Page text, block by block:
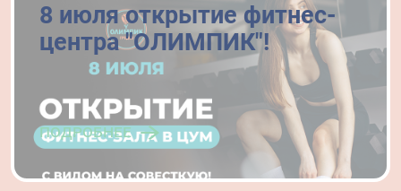
8 июля открытие фитнес-
центра "ОЛИМПИК"!
подробнее